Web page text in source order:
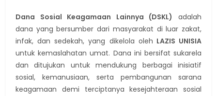
Dana Sosial Keagamaan Lainnya (DSKL)
adalah
dana yang bersumber dari masyarakat di luar zakat,
infak, dan sedekah, yang dikelola oleh LAZIS UNISIA
untuk kemaslahatan umat. Dana ini bersifat sukarela
dan ditujukan untuk mendukung berbagai inisiatif
sosial, kemanusiaan, serta pembangunan sarana
keagamaan demi terciptanya kesejahteraan sosial